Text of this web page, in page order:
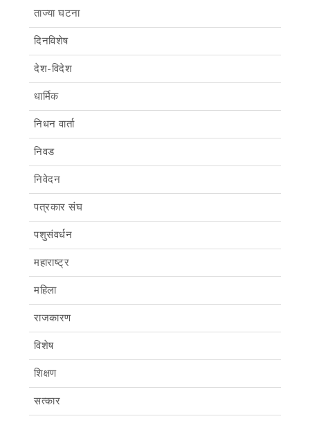
ताज्या घटना
दिनविशेष
देश-विदेश
धार्मिक
निधन वार्ता
निवड
निवेदन
पत्रकार संघ
पशुसंवर्धन
महाराष्ट्र
महिला
राजकारण
विशेष
शिक्षण
सत्कार